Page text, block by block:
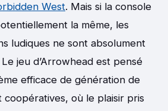
West. Mais si la console
la même, les
ludiques ne sont absolument
jeu d’Arrowhead est pensé
efficace de génération de
coopératives, où le plaisir pris